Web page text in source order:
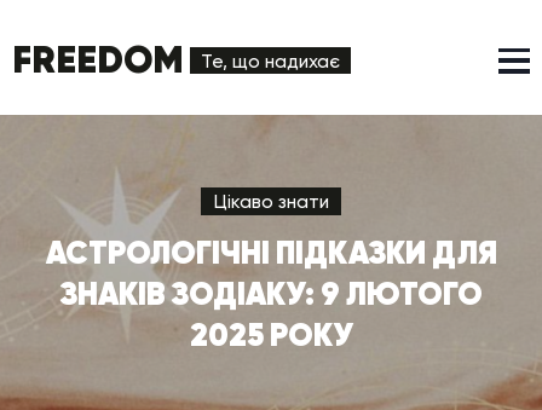
FREEDOM Те, що надихає
Цікаво знати
АСТРОЛОГІЧНІ ПІДКАЗКИ ДЛЯ
ЗНАКІВ ЗОДІАКУ: 9 ЛЮТОГО
2025 РОКУ